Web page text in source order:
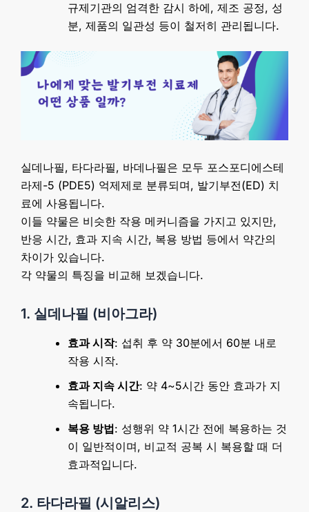
규제기관의 엄격한 감시 하에, 제조 공정, 성
분, 제품의 일관성 등이 철저히 관리됩니다.
실데나필, 타다라필, 바데나필은 모두 포스포디에스테
라제-5 (PDE5) 억제제로 분류되며, 발기부전(ED) 치
료에 사용됩니다.
이들 약물은 비슷한 작용 메커니즘을 가지고 있지만,
반응 시간, 효과 지속 시간, 복용 방법 등에서 약간의
차이가 있습니다.
각 약물의 특징을 비교해 보겠습니다.
1. 실데나필 (비아그라)
효과 시작: 섭취 후 약 30분에서 60분 내로
작용 시작.
효과 지속 시간: 약 4~5시간 동안 효과가 지
속됩니다.
복용 방법: 성행위 약 1시간 전에 복용하는 것
이 일반적이며, 비교적 공복 시 복용할 때 더
효과적입니다.
2. 타다라필 (시알리스)